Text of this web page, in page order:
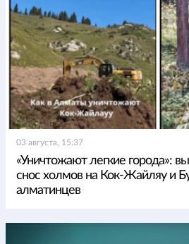
03 августа, 15:37
«Уничтожают легкие города»:
снос холмов на Кок-Жайляу и
алматинцев